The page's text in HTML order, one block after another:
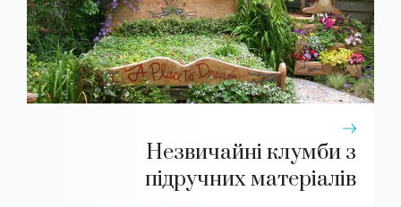
Незвичайні клумби з
підручних матеріалів